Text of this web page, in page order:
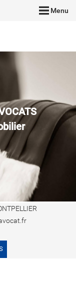
Menu